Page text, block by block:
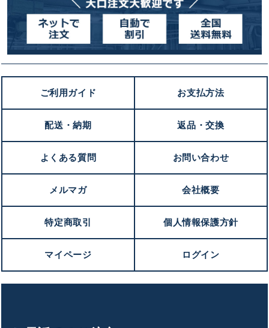
ご利用ガイド お支払方法
配送・納期 返品・交換
よくある質問 お問い合わせ
メルマガ 会社概要
特定商取引 個人情報保護方針
マイページ ログイン